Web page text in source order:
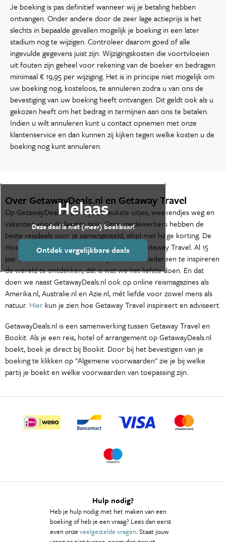
Je boeking is pas definitief wanneer wij je betaling hebben
ontvangen. Onder andere door de zeer lage actieprijs is het
slechts in bepaalde gevallen mogelijk je boeking in een later
stadium nog te wijzigen. Controleer daarom goed of alle
ingevulde gegevens juist zijn. Wijzigingskosten die voortvloeien
uit fouten zijn geheel voor rekening van de boeker en bedragen
minimaal € 19,95 per wijziging. Het is in principe niet mogelijk om
uw boeking nog, kosteloos, te annuleren zodra u van ons de
bevestiging van uw boeking heeft ontvangen. Dit geldt ook als u
gekozen heeft om het bedrag in termijnen aan ons te betalen.
Indien u wilt annuleren kunt u contact opnemen met onze
klantenservice en dan kunnen zij kijken tegen welke kosten u de
boeking nog kunt annuleren.
Helaas
Deze deal is niet (meer) boekbaar!
Ontdek vergelijkbare deals
Over GetawayDeals.nl en Getaway Travel
Op GetawayDeals.nl boek je de leukste uitjes, weekendjes weg en
vakanties voor de laagste prijs. Onze medewerkers hebben de
beste reisdeals voor je samengesteld, altijd met hoge korting. De
moederorganisatie van GetawayDeals.nl is Getaway Travel. Al 15
jaar is het de missie van Getaway Travel, om iedereen te inspireren
de wereld te ontdekken, dát is wat we het liefste doen. En dat
doen we naast GetawayDeals.nl ook op online reismagazines als
Amerika.nl, Australie.nl en Azie.nl, mét liefde voor zowel mens als
natuur. Hier kun je zien hoe Getaway Travel inspireert en adviseert.
GetawayDeals.nl is een samenwerking tussen Getaway Travel en
Bookit. Als je een reis, hotel of arrangement op GetawayDeals.nl
boekt, boek je direct bij Bookit. Door bij het bevestigen van je
boeking te klikken op "Algemene voorwaarden" zie je bij welke
partij je boekt en welke voorwaarden van toepassing zijn.
Hulp nodig?
Heb je hulp nodig met het maken van een
boeking of heb je een vraag? Lees dan eerst
even onze veelgestelde vragen. Staat jouw